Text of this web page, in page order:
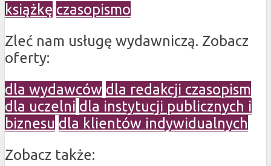
książkę czasopismo
Zleć nam usługę wydawniczą. Zobacz
oferty:
dla wydawców dla redakcji czasopism
dla uczelni dla instytucji publicznych i
biznesu dla klientów indywidualnych
Zobacz także: